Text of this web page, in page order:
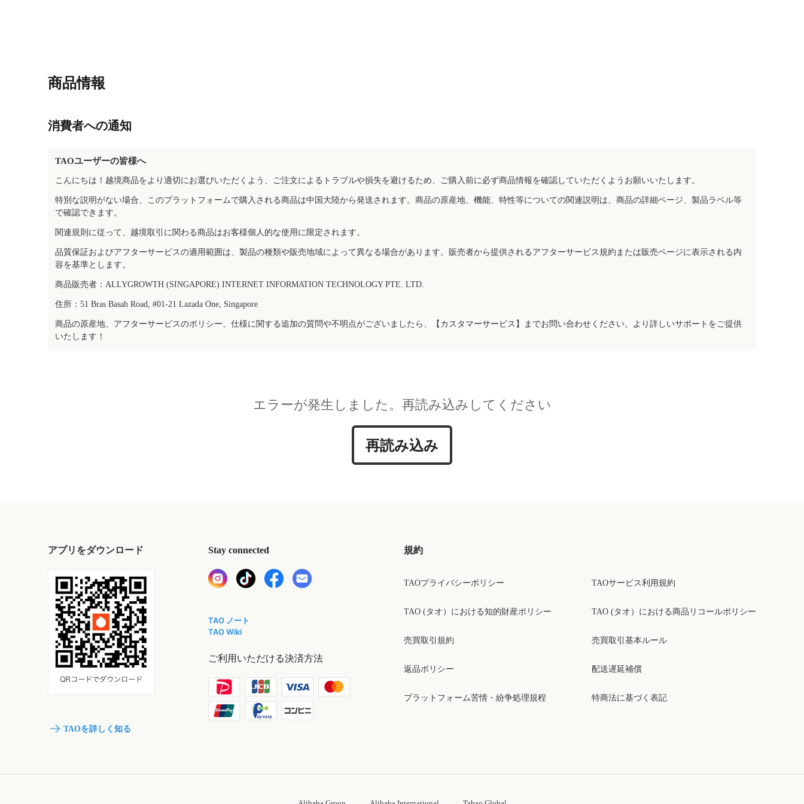
商品情報
消費者への通知
TAOユーザーの皆様へ
こんにちは！越境商品をより適切にお選びいただくよう、ご注文によるトラブルや損失を避けるため、ご購入前に必ず商品情報を確認していただくようお願いいたします。
特別な説明がない場合、このプラットフォームで購入される商品は中国大陸から発送されます。商品の原産地、機能、特性等についての関連説明は、商品の詳細ページ、製品ラベル等
で確認できます。
関連規則に従って、越境取引に関わる商品はお客様個人的な使用に限定されます。
品質保証およびアフターサービスの適用範囲は、製品の種類や販売地域によって異なる場合があります。販売者から提供されるアフターサービス規約または販売ページに表示される内
容を基準とします。
商品販売者：ALLYGROWTH (SINGAPORE) INTERNET INFORMATION TECHNOLOGY PTE. LTD.
住所：51 Bras Basah Road, #01-21 Lazada One, Singapore
商品の原産地、アフターサービスのポリシー、仕様に関する追加の質問や不明点がございましたら、【カスタマーサービス】までお問い合わせください。より詳しいサポートをご提供
いたします！
エラーが発生しました。再読み込みしてください
再読み込み
アプリをダウンロード
TAOを詳しく知る
Stay connected
TAO ノート
TAO Wiki
ご利用いただける決済方法
規約
TAOプライバシーポリシー
TAO (タオ）における知的財産ポリシー
売買取引規約
返品ポリシー
プラットフォーム苦情・紛争処理規程
TAOサービス利用規約
TAO (タオ）における商品リコールポリシー
売買取引基本ルール
配送遅延補償
特商法に基づく表記